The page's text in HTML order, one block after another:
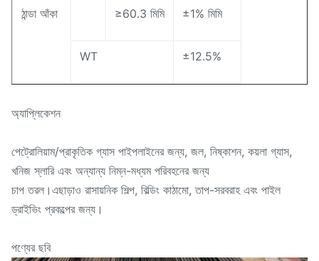
ঠান্ডা আঁকা ≥60.3 মিমি ±1% মিমি
WT ±12.5%
অ্যাপ্লিকেশন
পেট্রোলিয়াম/প্রাকৃতিক গ্যাস পাইপলাইনের জন্য, জল, নিষ্কাশন, কয়লা গ্যাস,
খনিজ স্লারি এবং অন্যান্য নিম্ন-মধ্যম পরিবহনের জন্য
চাপ তরল।এছাড়াও রাসায়নিক শিল্প, বিল্ডিং কাঠামো, তাপ-সরবরাহ এবং পাইল
ড্রাইভিং প্রকল্পের জন্য।
পণ্যের ছবি